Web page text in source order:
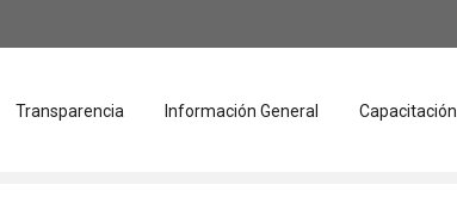
Transparencia Información General Capacitación